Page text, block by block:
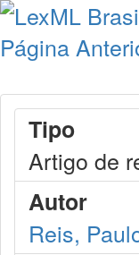
Página
Tipo
Artigo de
Autor
Reis,